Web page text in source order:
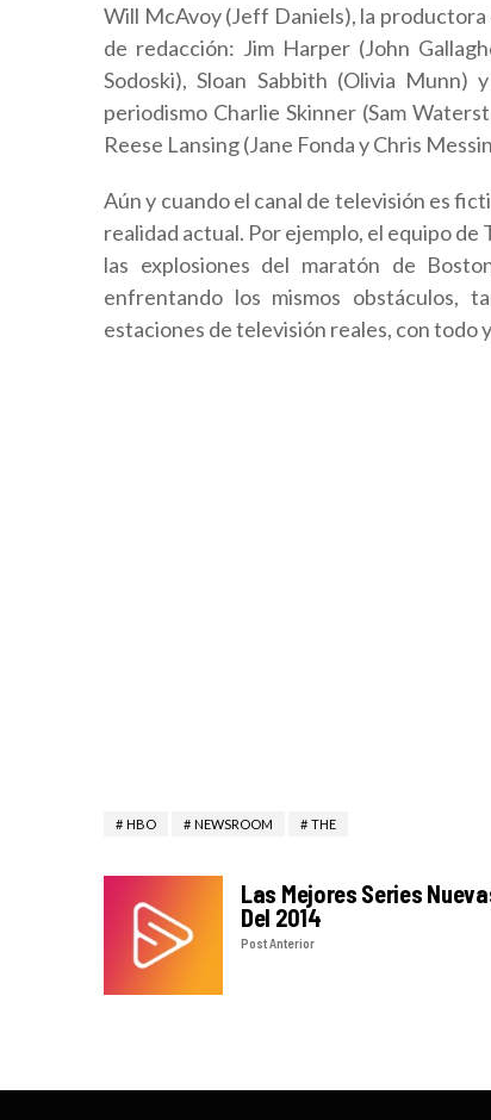
Will McAvoy (Jeff Daniels), la
de redacción: Jim Harper (John
Sodoski), Sloan Sabbith (Olivia
periodismo Charlie Skinner (Sam
Reese Lansing (Jane Fonda y Chris
Aún y cuando el canal de televisión es
realidad actual. Por ejemplo, el equipo
las explosiones del maratón de
enfrentando los mismos obstáculos,
estaciones de televisión reales, con todo
HBO NEWSROOM THE
Las Mejores Series
Del 2014
Post Anterior